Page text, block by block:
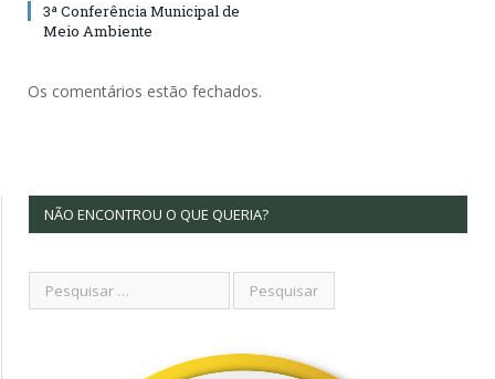
3ª Conferência Municipal de
Meio Ambiente
Os comentários estão fechados.
NÃO ENCONTROU O QUE QUERIA?